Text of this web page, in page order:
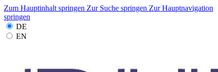
Zum Hauptinhalt springen Zur Suche springen Zur Hauptnavigation
springen
DE
EN